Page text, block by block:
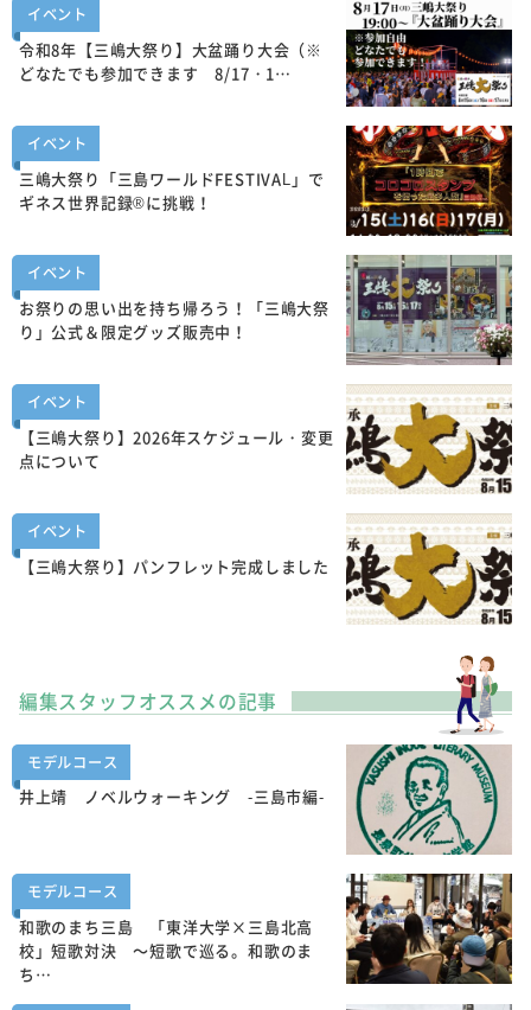
イベント
令和8年【三嶋大祭り】大盆踊り大会（※
どなたでも参加できます 8/17・1…
イベント
三嶋大祭り「三島ワールドFESTIVAL」で
ギネス世界記録®に挑戦！
イベント
お祭りの思い出を持ち帰ろう！「三嶋大祭
り」公式＆限定グッズ販売中！
イベント
【三嶋大祭り】2026年スケジュール・変更
点について
イベント
【三嶋大祭り】パンフレット完成しました
編集スタッフオススメの記事
モデルコース
井上靖 ノベルウォーキング -三島市編-
モデルコース
和歌のまち三島 「東洋大学×三島北高
校」短歌対決 ～短歌で巡る。和歌のま
ち…